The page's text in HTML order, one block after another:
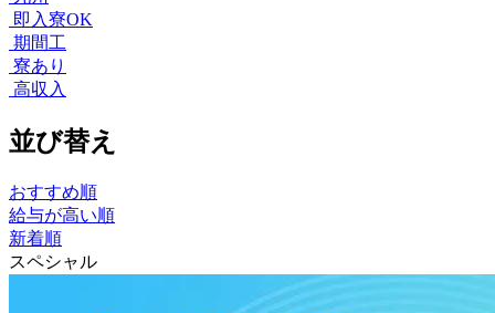
即入寮OK
期間工
寮あり
高収入
並び替え
おすすめ順
給与が高い順
新着順
スペシャル